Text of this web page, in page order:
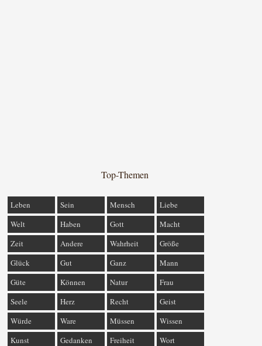
Top-Themen
Leben Sein Mensch
Liebe
Welt
Haben Gott
Macht
Zeit
Andere Wahrheit
Größe
Glück
Gut Ganz
Mann
Güte
Können Natur
Frau
Seele
Herz Recht
Geist
Würde
Ware Müssen
Wissen
Kunst
Gedanken Freiheit Wort